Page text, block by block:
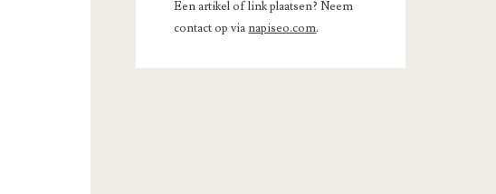
Een artikel of link plaatsen? Neem
contact op via napiseo.com.